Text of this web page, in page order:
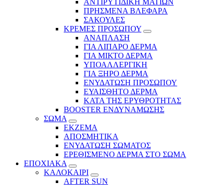
ΠΡΗΣΜΕΝΑ ΒΛΕΦΑΡΑ
ΣΑΚΟΥΛΕΣ
ΚΡΕΜΕΣ ΠΡΟΣΩΠΟΥ
ΑΝΑΠΛΑΣΗ
ΓΙΑ ΛΙΠΑΡΟ ΔΕΡΜΑ
ΓΙΑ ΜΙΚΤΟ ΔΕΡΜΑ
ΥΠΟΑΛΛΕΡΓΙΚΗ
ΓΙΑ ΞΗΡΟ ΔΕΡΜΑ
ΕΝΥΔΑΤΩΣΗ ΠΡΟΣΩΠΟΥ
ΕΥΑΙΣΘΗΤΟ ΔΕΡΜΑ
ΚΑΤΑ ΤΗΣ ΕΡΥΘΡΟΤΗΤΑΣ
BOOSTER ΕΝΔΥΝΑΜΩΣΗΣ
ΣΩΜΑ
ΕΚΖΕΜΑ
ΑΠΟΣΜΗΤΙΚΑ
ΕΝΥΔΑΤΩΣΗ ΣΩΜΑΤΟΣ
ΕΡΕΘΙΣΜΕΝΟ ΔΕΡΜΑ ΣΤΟ ΣΩΜΑ
ΕΠΟΧΙΑΚΑ
ΚΑΛΟΚΑΙΡΙ
AFTER SUN